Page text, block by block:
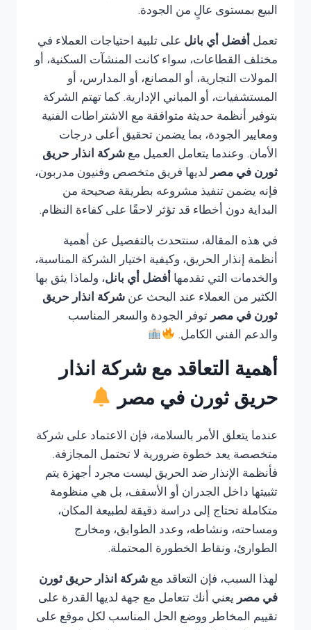
البيع بمستوى عالٍ من الجودة.
تعمل أفضل أي بانل على تلبية احتياجات العملاء في
مختلف القطاعات، سواء كانت المنشآت السكنية، أو
المولات التجارية، أو المصانع، أو المدارس، أو
المستشفيات، أو المباني الإدارية. كما تهتم الشركة
بتوفير أنظمة حديثة متوافقة مع الاشتراطات الفنية
ومعايير الجودة، بما يضمن تحقيق أعلى درجات
الأمان. وعندما يتعامل العميل مع شركة انذار حريق
ثورن في مصر لديها فريق متخصص وفنيون مدربون،
فإنه يضمن تنفيذ مشروعه بطريقة صحيحة من
البداية دون أخطاء قد تؤثر لاحقًا على كفاءة النظام.
في هذه المقالة، سنتحدث بالتفصيل عن أهمية
أنظمة إنذار الحريق، وكيفية اختيار الشركة المناسبة،
والخدمات التي تقدمها أفضل أي بانل، ولماذا يثق بها
الكثير من العملاء عند البحث عن شركة انذار حريق
ثورن في مصر توفر الجودة والسعر المناسب
والدعم الفني الكامل.
أهمية التعاقد مع شركة انذار
حريق ثورن في مصر
عندما يتعلق الأمر بالسلامة، فإن الاعتماد على شركة
متخصصة يعد خطوة ضرورية لا تحتمل المجازفة.
فأنظمة الإنذار ضد الحريق ليست مجرد أجهزة يتم
تثبيتها داخل الجدران أو الأسقف، بل هي منظومة
متكاملة تحتاج إلى دراسة دقيقة لطبيعة المكان،
ومساحته، ونشاطه، وعدد الطوابق، ومخارج
الطوارئ، ونقاط الخطورة المحتملة.
لهذا السبب، فإن التعاقد مع شركة انذار حريق ثورن
في مصر يعني أنك تتعامل مع جهة لديها القدرة على
تقييم المخاطر ووضع الحل المناسب لكل موقع على